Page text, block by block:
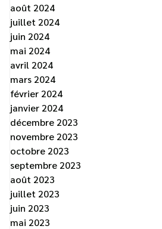
août 2024
juillet 2024
juin 2024
mai 2024
avril 2024
mars 2024
février 2024
janvier 2024
décembre 2023
novembre 2023
octobre 2023
septembre 2023
août 2023
juillet 2023
juin 2023
mai 2023